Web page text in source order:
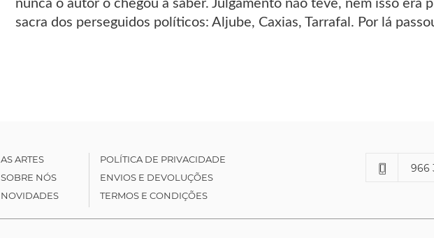
nunca o autor o chegou a saber. Julgamento não teve, nem isso era
sacra dos perseguidos políticos: Aljube, Caxias, Tarrafal. Por lá
AS ARTES
SOBRE NÓS
NOVIDADES
POLÍTICA DE PRIVACIDADE
ENVIOS E DEVOLUÇÕES
TERMOS E CONDIÇÕES
966